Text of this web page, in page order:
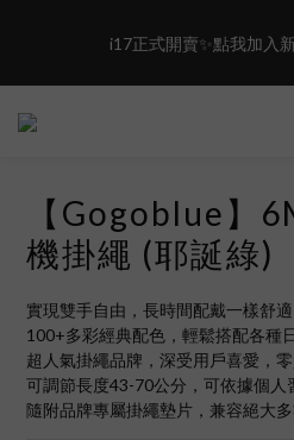
盛夏限定☀️週週抽LINE
2
i17正式開賣✨點我加入
盛夏限定☀️週週抽LINE
【Gogoblue】
機掛繩 (耶誕綠)
實現雙手自由，長時間配戴一樣舒適
100+多彩經典配色，輕鬆搭配各種
超人氣掛繩品牌，深受用戶喜愛，
可調節長度43-70公分，可依據個人
隨附品牌專屬掛繩墊片，兼容絕大